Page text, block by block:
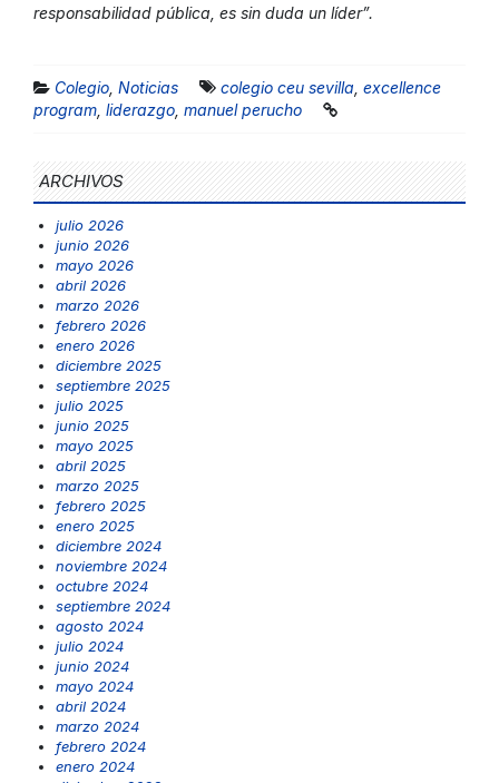
responsabilidad pública, es sin duda un líder”.
Colegio Noticias colegio ceu sevilla excellence
program liderazgo manuel perucho
ARCHIVOS
julio 2026
junio 2026
mayo 2026
abril 2026
marzo 2026
febrero 2026
enero 2026
diciembre 2025
septiembre 2025
julio 2025
junio 2025
mayo 2025
abril 2025
marzo 2025
febrero 2025
enero 2025
diciembre 2024
noviembre 2024
octubre 2024
septiembre 2024
agosto 2024
julio 2024
junio 2024
mayo 2024
abril 2024
marzo 2024
febrero 2024
enero 2024